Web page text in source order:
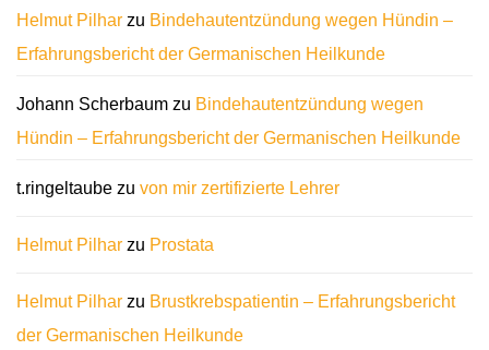
Helmut Pilhar zu Bindehautentzündung wegen Hündin –
Erfahrungsbericht der Germanischen Heilkunde
Johann Scherbaum zu Bindehautentzündung wegen
Hündin – Erfahrungsbericht der Germanischen Heilkunde
t.ringeltaube zu von mir zertifizierte Lehrer
Helmut Pilhar zu Prostata
Helmut Pilhar zu Brustkrebspatientin – Erfahrungsbericht
der Germanischen Heilkunde